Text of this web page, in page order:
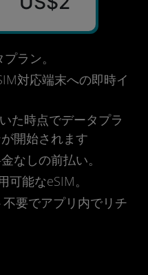
ラン。
対応端末への即時イ
た時点でデータプラ
開始されます
なしの前払い。
能なeSIM。
要でアプリ内でリチ